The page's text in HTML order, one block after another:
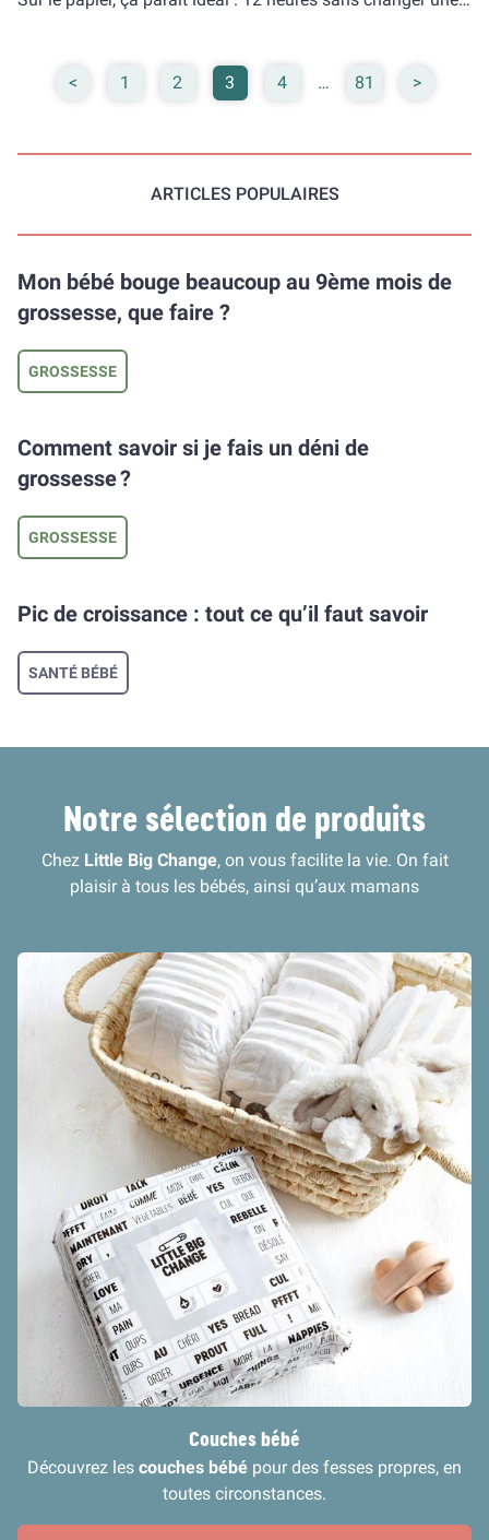
la réalité est tout autre. Douze heures, c’est beau mais ça
ne veut pas dire que bébé va subitement arrêter de faire
un peu plus réaliste des choses.
< 1 2 3 4 … 81 >
ARTICLES POPULAIRES
Mon bébé bouge beaucoup au 9ème mois de
grossesse, que faire ?
GROSSESSE
Comment savoir si je fais un déni de
grossesse ?
GROSSESSE
Pic de croissance : tout ce qu’il faut savoir
SANTÉ BÉBÉ
Notre sélection de produits
Chez Little Big Change, on vous facilite la vie. On fait
plaisir à tous les bébés, ainsi qu’aux mamans
Couches bébé
Découvrez les couches bébé pour des fesses propres, en
toutes circonstances.